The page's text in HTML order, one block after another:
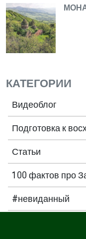
КАТЕГОРИИ
Видеоблог
Подготовка к
Статьи
100 фактов про
#невиданный